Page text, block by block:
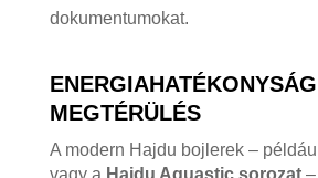
dokumentumokat.
MEGTÉRÜLÉS
A modern Hajdu bojlerek –
vagy a Hajdu Aquastic sorozat–